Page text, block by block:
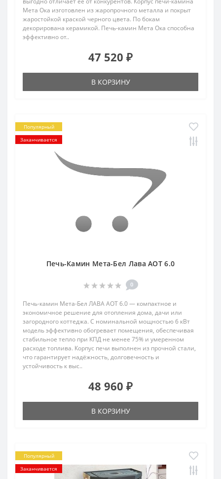
Мета Ока изготовлен из жаропрочного металла и покрыт
жаростойкой краской черного цвета. По бокам
декорирована керамикой. Печь-камин Мета Ока способна
эффективно от..
47 520 ₽
В КОРЗИНУ
Популярный
Заканчивается
Печь-Камин Мета-Бел Лава АОТ 6.0
0
Печь-камин Мета-Бел ЛАВА АОТ 6.0 — компактное и
экономичное решение для отопления дома, дачи или
загородного коттеджа. С номинальной мощностью 6 кВт
модель эффективно обогревает помещения, обеспечивая
стабильное тепло при КПД не менее 75% и умеренном
расходе топлива. Корпус печи выполнен из прочной стали,
что гарантирует надёжность, долговечность и
устойчивость к выс..
48 960 ₽
В КОРЗИНУ
Популярный
Заканчивается